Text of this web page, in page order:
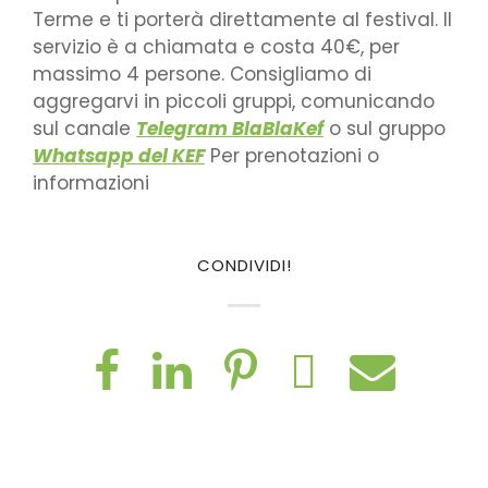
Terme e ti porterà direttamente al festival. Il
servizio è a chiamata e costa 40€, per
massimo 4 persone. Consigliamo di
aggregarvi in piccoli gruppi, comunicando
sul canale Telegram BlaBlaKefo sul gruppo
Whatsapp del KEFPer prenotazioni o
informazioni
CONDIVIDI!